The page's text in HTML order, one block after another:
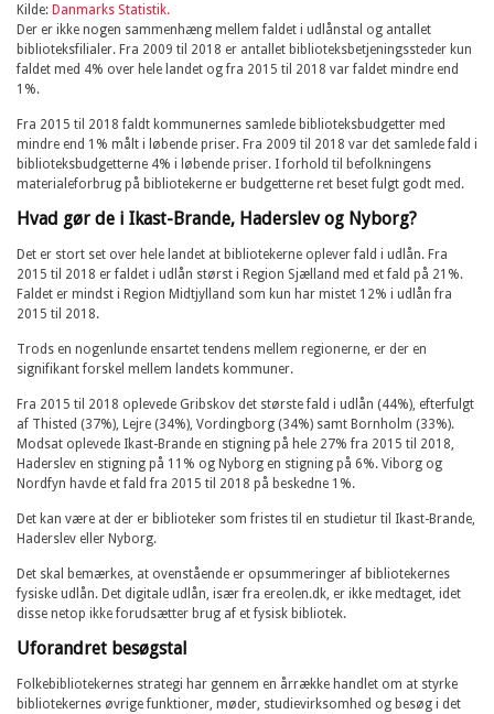
Kilde: Danmarks Statistik.
Der er ikke nogen sammenhæng mellem faldet i udlånstal og antallet
biblioteksfilialer. Fra 2009 til 2018 er antallet biblioteksbetjeningssteder kun
faldet med 4% over hele landet og fra 2015 til 2018 var faldet mindre end
1%.
Fra 2015 til 2018 faldt kommunernes samlede biblioteksbudgetter med
mindre end 1% målt i løbende priser. Fra 2009 til 2018 var det samlede fald i
biblioteksbudgetterne 4% i løbende priser. I forhold til befolkningens
materialeforbrug på bibliotekerne er budgetterne ret beset fulgt godt med.
Hvad gør de i Ikast-Brande, Haderslev og Nyborg?
Det er stort set over hele landet at bibliotekerne oplever fald i udlån. Fra
2015 til 2018 er faldet i udlån størst i Region Sjælland med et fald på 21%.
Faldet er mindst i Region Midtjylland som kun har mistet 12% i udlån fra
2015 til 2018.
Trods en nogenlunde ensartet tendens mellem regionerne, er der en
signifikant forskel mellem landets kommuner.
Fra 2015 til 2018 oplevede Gribskov det største fald i udlån (44%), efterfulgt
af Thisted (37%), Lejre (34%), Vordingborg (34%) samt Bornholm (33%).
Modsat oplevede Ikast-Brande en stigning på hele 27% fra 2015 til 2018,
Haderslev en stigning på 11% og Nyborg en stigning på 6%. Viborg og
Nordfyn havde et fald fra 2015 til 2018 på beskedne 1%.
Det kan være at der er biblioteker som fristes til en studietur til Ikast-Brande,
Haderslev eller Nyborg.
Det skal bemærkes, at ovenstående er opsummeringer af bibliotekernes
fysiske udlån. Det digitale udlån, især fra ereolen.dk, er ikke medtaget, idet
disse netop ikke forudsætter brug af et fysisk bibliotek.
Uforandret besøgstal
Folkebibliotekernes strategi har gennem en årrække handlet om at styrke
bibliotekernes øvrige funktioner, møder, studievirksomhed og besøg i det